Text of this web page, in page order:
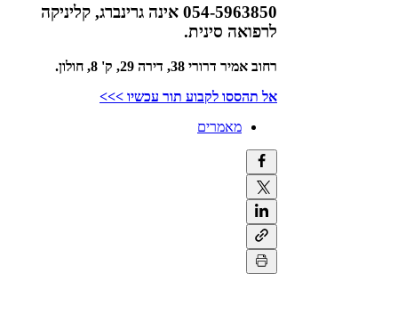
054-5963850 אינה גרינברג, קליניקה
לרפואה סינית.
רחוב אמיר דרורי 38, דירה 29, ק' 8, חולון.
אל תהססו לקבוע תור עכשיו >>>
מאמרים